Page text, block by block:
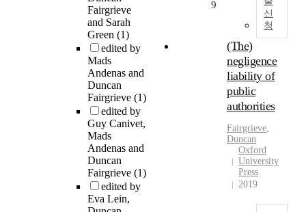
Fairgrieve
and Sarah
Green (1)
edited by
Mads
Andenas and
Duncan
Fairgrieve (1)
edited by
Guy Canivet,
Mads
Andenas and
Duncan
Fairgrieve (1)
edited by
Eva Lein,
신
청
9
(The)
negligence
liability of
public
authorities
Fairgrieve,
Duncan
Oxford
University
Press
2019